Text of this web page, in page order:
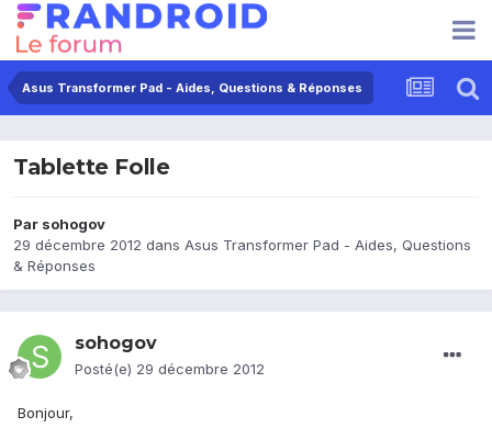
Asus Transformer Pad - Aides, Questions & Réponses
Tablette Folle
Par sohogov
29 décembre 2012 dans Asus Transformer Pad - Aides, Questions
& Réponses
sohogov
Posté(e) 29 décembre 2012
Bonjour,